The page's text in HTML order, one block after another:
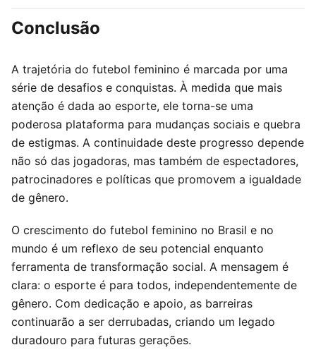
Conclusão
A trajetória do futebol feminino é marcada por uma
série de desafios e conquistas. À medida que mais
atenção é dada ao esporte, ele torna-se uma
poderosa plataforma para mudanças sociais e quebra
de estigmas. A continuidade deste progresso depende
não só das jogadoras, mas também de espectadores,
patrocinadores e políticas que promovem a igualdade
de gênero.
O crescimento do futebol feminino no Brasil e no
mundo é um reflexo de seu potencial enquanto
ferramenta de transformação social. A mensagem é
clara: o esporte é para todos, independentemente de
gênero. Com dedicação e apoio, as barreiras
continuarão a ser derrubadas, criando um legado
duradouro para futuras gerações.